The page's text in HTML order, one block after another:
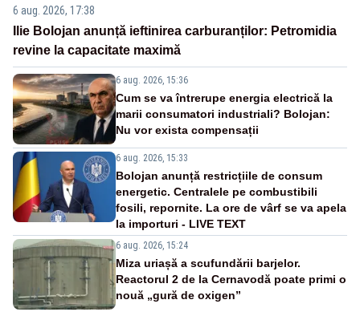
6 aug. 2026, 17:38
Ilie Bolojan anunță ieftinirea carburanților: Petromidia
revine la capacitate maximă
6 aug. 2026, 15:36
Cum se va întrerupe energia electrică la
marii consumatori industriali? Bolojan:
Nu vor exista compensații
6 aug. 2026, 15:33
Bolojan anunță restricțiile de consum
energetic. Centralele pe combustibili
fosili, repornite. La ore de vârf se va apela
la importuri - LIVE TEXT
6 aug. 2026, 15:24
Miza uriașă a scufundării barjelor.
Reactorul 2 de la Cernavodă poate primi o
nouă „gură de oxigen”